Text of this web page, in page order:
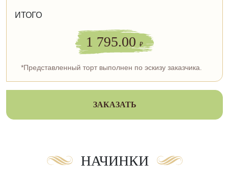
ИТОГО
1 795.00 ₽
*Представленный торт выполнен по эскизу заказчика.
ЗАКАЗАТЬ
НАЧИНКИ